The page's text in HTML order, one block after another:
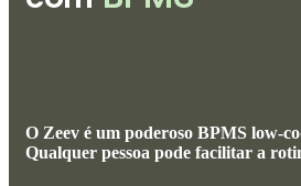
O Zeev é um poderoso BPMS low-
Qualquer pessoa pode facilitar a